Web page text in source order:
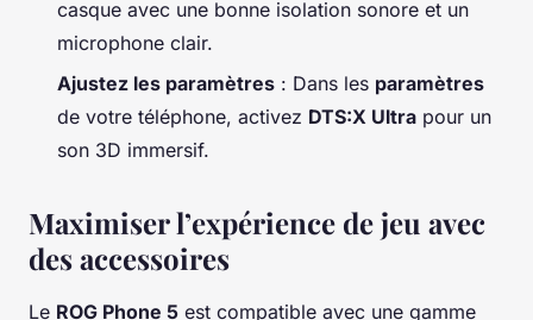
casque avec une bonne isolation sonore et un
microphone clair.
Ajustez les paramètres : Dans les paramètres
de votre téléphone, activez DTS:X Ultra pour un
son 3D immersif.
Maximiser l’expérience de jeu avec
des accessoires
Le ROG Phone 5 est compatible avec une gamme